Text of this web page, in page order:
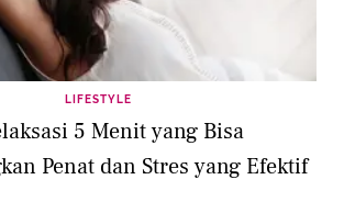
LIFESTYLE
5 Menit yang Bisa
Penat dan Stres yang Efektif